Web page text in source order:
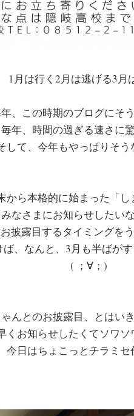
1月は行く2月は逃げる3
、この時期のブログにそ
毎年、時間の過ぎる速さに
して、今年もやっぱりそう
から本格的に始まった「
なさまにお知らせしたい
披露目するタイミングを
ば、なんと、3月も半ばが
( ；∀；)
んとのお披露目、とはい
くお知らせしたくてソワソ
今日はちょこっとチラミ